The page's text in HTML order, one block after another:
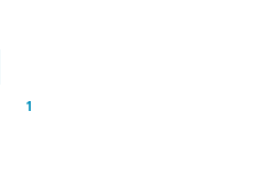
1